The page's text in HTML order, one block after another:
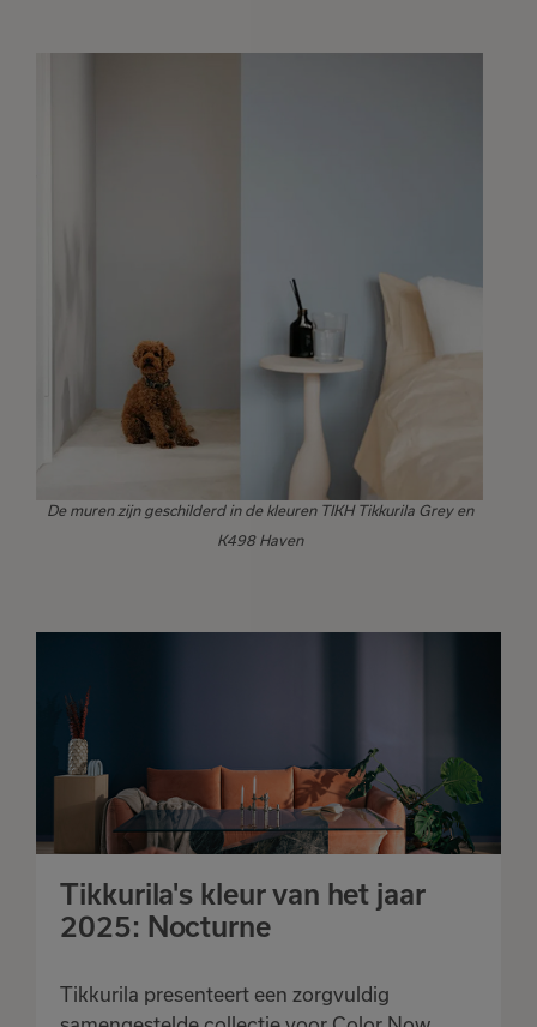
De muren zijn geschilderd in de kleuren TIKH Tikkurila Grey en
K498 Haven
Tikkurila's kleur van het jaar
2025: Nocturne
Tikkurila presenteert een zorgvuldig